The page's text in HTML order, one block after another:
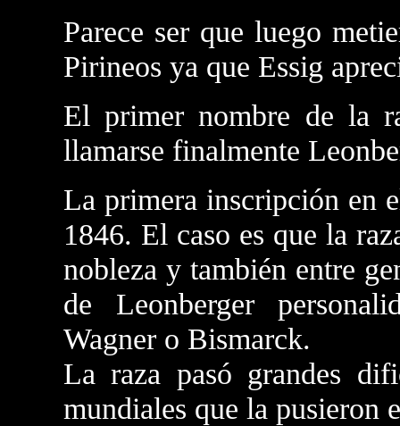
Parece ser que luego
Pirineos ya que Essig
El primer nombre de la
llamarse finalmente
La primera inscripción en
1846. El caso es que la
nobleza y también entre
de Leonberger
Wagner o Bismarck.
La raza pasó grandes
mundiales que la pusieron